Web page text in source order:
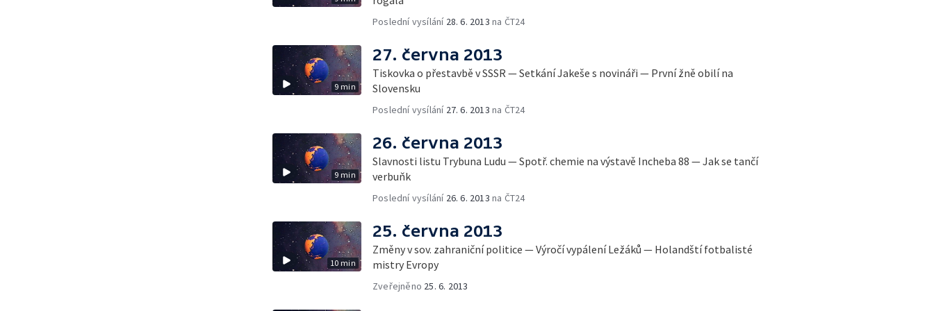
Poslední vysílání 28. 6. 2013 na ČT24
9 min
27. června 2013
Tiskovka o přestavbě v SSSR — Setkání Jakeše s novináři — První žně obilí na
Slovensku
Poslední vysílání 27. 6. 2013 na ČT24
9 min
26. června 2013
Slavnosti listu Trybuna Ludu — Spotř. chemie na výstavě Incheba 88 — Jak se tančí
verbuňk
Poslední vysílání 26. 6. 2013 na ČT24
10 min
25. června 2013
Změny v sov. zahraniční politice — Výročí vypálení Ležáků — Holandští fotbalisté
mistry Evropy
Zveřejněno 25. 6. 2013